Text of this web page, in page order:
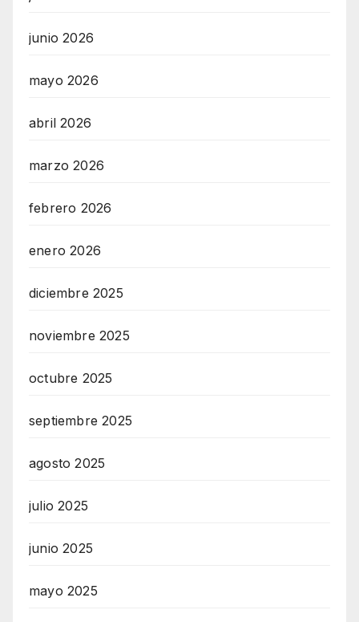
junio 2026
mayo 2026
abril 2026
marzo 2026
febrero 2026
enero 2026
diciembre 2025
noviembre 2025
octubre 2025
septiembre 2025
agosto 2025
julio 2025
junio 2025
mayo 2025